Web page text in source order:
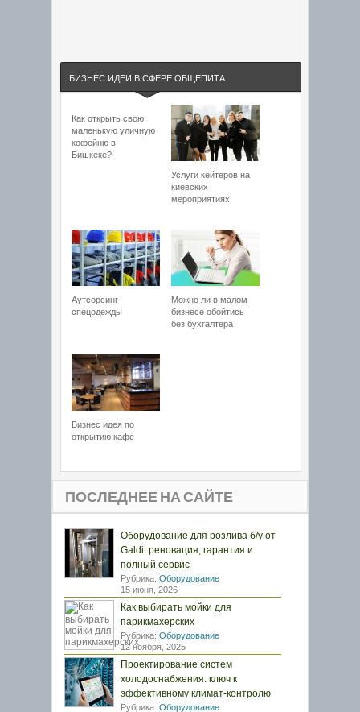
БИЗНЕС ИДЕИ В СФЕРЕ ОБЩЕПИТА
Как открыть свою
маленькую уличную
кофейню в
Бишкеке?
Услуги кейтеров на
киевских
мероприятиях
Аутсорсинг
спецодежды
Можно ли в малом
бизнесе обойтись
без бухгалтера
Бизнес идея по
открытию кафе
ПОСЛЕДНЕЕ НА САЙТЕ
Оборудование для розлива б/у от
Galdi: реновация, гарантия и
полный сервис
Рубрика: Оборудование
15 июня, 2026
Как выбирать мойки для
парикмахерских
Рубрика: Оборудование
12 ноября, 2025
Проектирование систем
холодоснабжения: ключ к
эффективному климат-контролю
Рубрика: Оборудование